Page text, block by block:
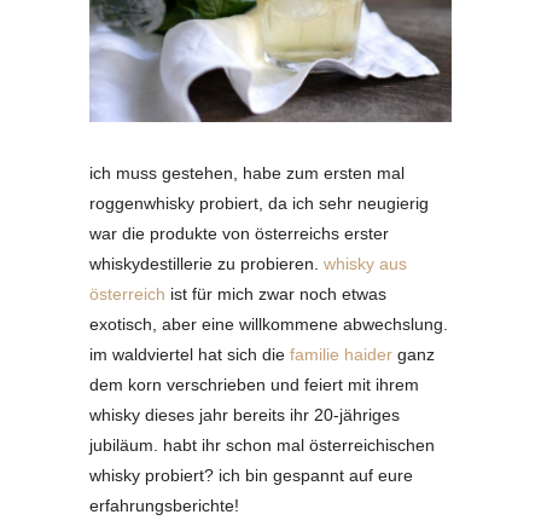
ich muss gestehen, habe zum ersten mal
roggenwhisky probiert, da ich sehr neugierig
war die produkte von österreichs erster
whiskydestillerie zu probieren. whisky aus
österreich ist für mich zwar noch etwas
exotisch, aber eine willkommene abwechslung.
im waldviertel hat sich die familie haider ganz
dem korn verschrieben und feiert mit ihrem
whisky dieses jahr bereits ihr 20-jähriges
jubiläum. habt ihr schon mal österreichischen
whisky probiert? ich bin gespannt auf eure
erfahrungsberichte!